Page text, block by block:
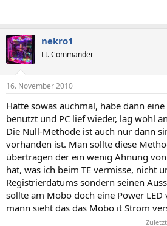
nekro1
Lt. Commander
16. November 2010
Hatte sowas auchmal, habe dann
benutzt und PC lief wieder, lag wohl
Die Null-Methode ist auch nur dann
vorhanden ist. Man sollte diese
übertragen der ein wenig Ahnung
hat, was ich beim TE vermisse, nicht
Registrierdatums sondern seinen
sollte am Mobo doch eine Power LED
mann sieht das das Mobo it Strom